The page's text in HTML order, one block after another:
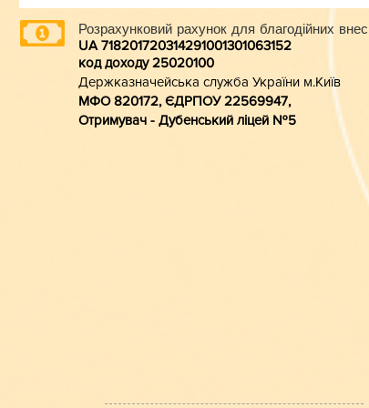
Розрахунковий рахунок для благодійних
UA 718201720314291001301063152
код доходу 25020100
Держказначейська служба України м.Київ
МФО 820172, ЄДРПОУ 22569947,
Отримувач - Дубенський ліцей №5